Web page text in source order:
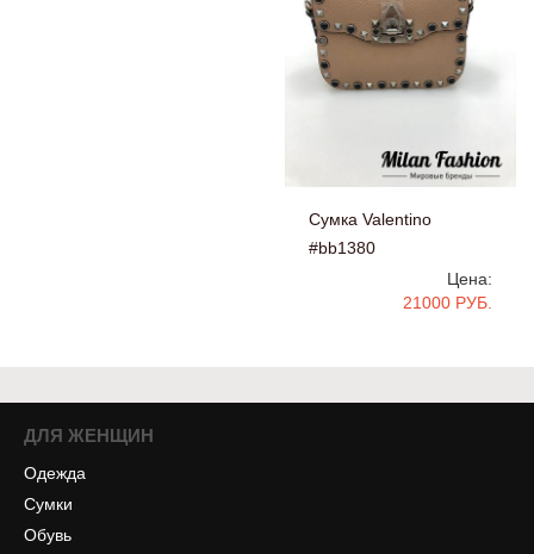
Сумка Valentino
#bb1380
Цена:
21000 РУБ.
ДЛЯ ЖЕНЩИН
Одежда
Сумки
Обувь